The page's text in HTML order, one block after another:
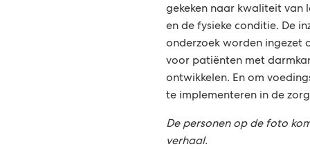
gekeken naar kwaliteit van
en de fysieke conditie. De
onderzoek worden ingezet
voor patiënten met
ontwikkelen. En om
te implementeren in de
De personen op de foto
verhaal.